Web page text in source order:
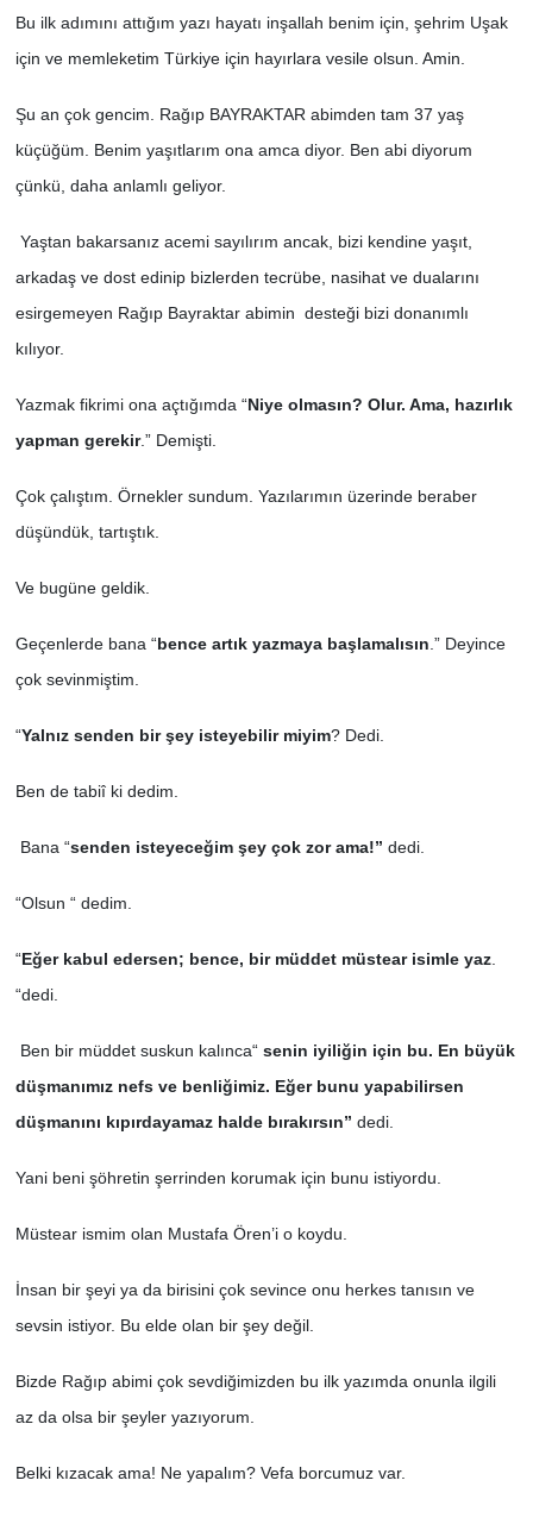
Bu ilk adımını attığım yazı hayatı inşallah benim için, şehrim Uşak
için ve memleketim Türkiye için hayırlara vesile olsun. Amin.
Şu an çok gencim. Rağıp BAYRAKTAR abimden tam 37 yaş
küçüğüm. Benim yaşıtlarım ona amca diyor. Ben abi diyorum
çünkü, daha anlamlı geliyor.
Yaştan bakarsanız acemi sayılırım ancak, bizi kendine yaşıt,
arkadaş ve dost edinip bizlerden tecrübe, nasihat ve dualarını
esirgemeyen Rağıp Bayraktar abimin desteği bizi donanımlı
kılıyor.
Yazmak fikrimi ona açtığımda “Niye olmasın? Olur. Ama, hazırlık
yapman gerekir.” Demişti.
Çok çalıştım. Örnekler sundum. Yazılarımın üzerinde beraber
düşündük, tartıştık.
Ve bugüne geldik.
Geçenlerde bana “bence artık yazmaya başlamalısın.” Deyince
çok sevinmiştim.
“Yalnız senden bir şey isteyebilir miyim? Dedi.
Ben de tabiî ki dedim.
Bana “senden isteyeceğim şey çok zor ama!” dedi.
“Olsun “ dedim.
“Eğer kabul edersen; bence, bir müddet müstear isimle yaz.
“dedi.
Ben bir müddet suskun kalınca“ senin iyiliğin için bu. En büyük
düşmanımız nefs ve benliğimiz. Eğer bunu yapabilirsen
düşmanını kıpırdayamaz halde bırakırsın” dedi.
Yani beni şöhretin şerrinden korumak için bunu istiyordu.
Müstear ismim olan Mustafa Ören’i o koydu.
İnsan bir şeyi ya da birisini çok sevince onu herkes tanısın ve
sevsin istiyor. Bu elde olan bir şey değil.
Bizde Rağıp abimi çok sevdiğimizden bu ilk yazımda onunla ilgili
az da olsa bir şeyler yazıyorum.
Belki kızacak ama! Ne yapalım? Vefa borcumuz var.
HABERDE İNSAN
KAMPANYALAR
ÖZEL HABER
SİYASET
SPOR
Yerel